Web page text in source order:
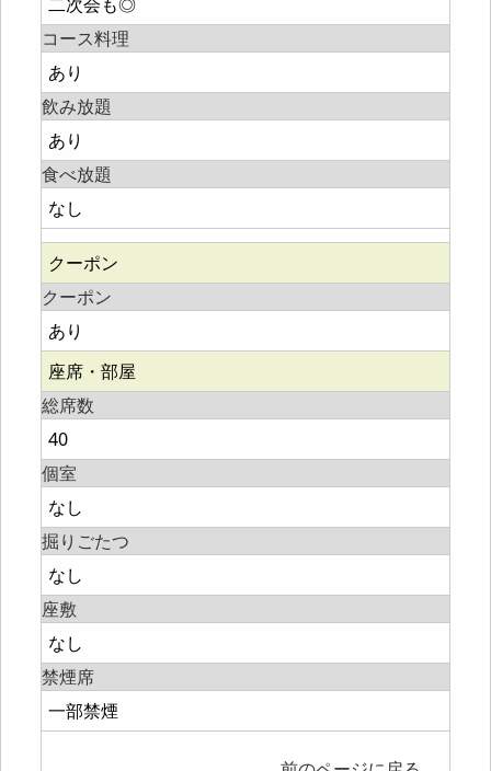
コース料理
あり
飲み放題
あり
食べ放題
なし
クーポン
クーポン
あり
座席・部屋
総席数
40
個室
なし
掘りごたつ
なし
座敷
なし
禁煙席
一部禁煙